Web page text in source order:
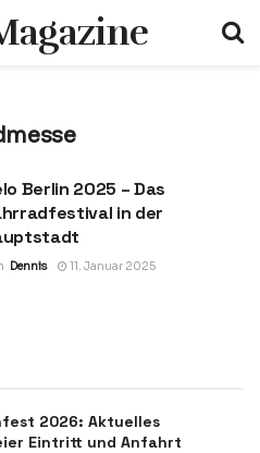
Berlin 2025 – Das
in der
Dennis 11. Januar 2025
2026: Aktuelles
Eintritt und Anfahrt